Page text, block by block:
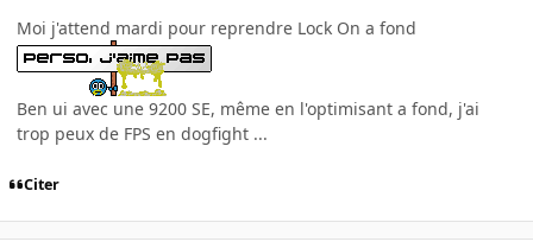
Moi j'attend mardi pour reprendre Lock On a fond
Ben ui avec une 9200 SE, même en l'optimisant a fond, j'ai
trop peux de FPS en dogfight ...
Citer